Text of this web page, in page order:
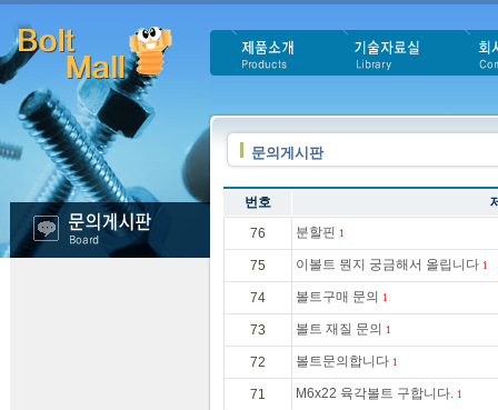
문의게시판
번호
76
분할핀 1
75 이볼트 뭔지 궁금해서 올립니다 1
74 볼트구매 문의 1
73 볼트 재질 문의 1
72 볼트문의합니다 1
71 M6x22 육각볼트 구합니다. 1